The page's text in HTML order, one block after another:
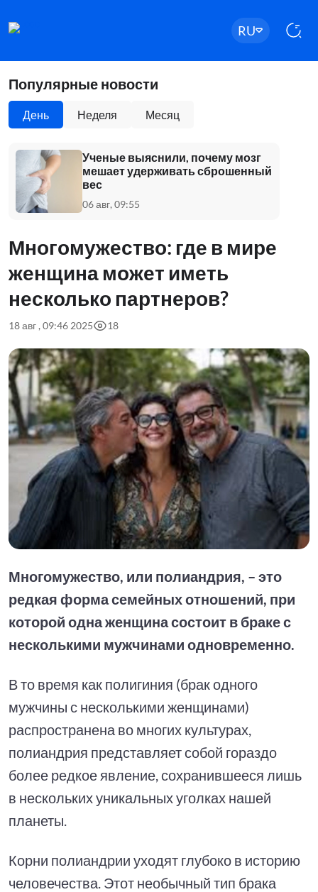
RU
Популярные новости
День Неделя Месяц
Ученые выяснили, почему мозг
мешает удерживать сброшенный
вес
06 авг, 09:55
Многомужество: где в мире
женщина может иметь
несколько партнеров?
18 авг , 09:46 2025 18
Многомужество, или полиандрия, – это
редкая форма семейных отношений, при
которой одна женщина состоит в браке с
несколькими мужчинами одновременно.
В то время как полигиния (брак одного
мужчины с несколькими женщинами)
распространена во многих культурах,
полиандрия представляет собой гораздо
более редкое явление, сохранившееся лишь
в нескольких уникальных уголках нашей
планеты.
Корни полиандрии уходят глубоко в историю
человечества. Этот необычный тип брака